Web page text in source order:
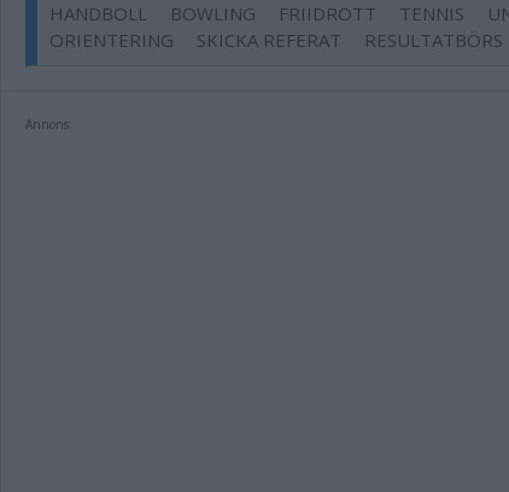
HANDBOLL
BOWLING FRIIDROTT TENNIS
ORIENTERING
SKICKA REFERAT RESULTATBÖRS
Annons: